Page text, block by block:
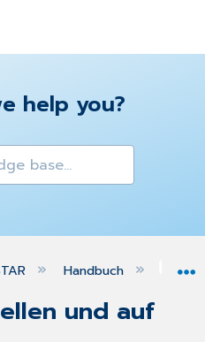
help you?
hierarchy
Handbuch
und auf